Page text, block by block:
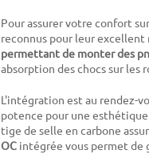
Pour assurer votre confort
reconnus pour leur excellent
permettant de monter des
absorption des chocs sur les
L'intégration est au rendez-
potence pour une
tige de selle en carbone
OC intégrée vous permet de